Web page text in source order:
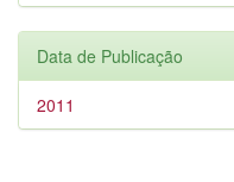
Data de Publicação
2011